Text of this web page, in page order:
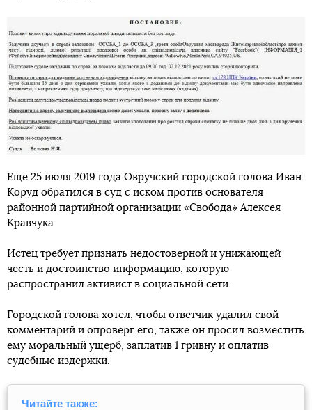
Еще 25 июля 2019 года Овручский городской голова Иван
Коруд обратился в суд с иском против основателя
районной партийной организации «Свобода» Алексея
Кравчука.
Истец требует признать недостоверной и унижающей
честь и достоинство информацию, которую
распространил активист в социальной сети.
Городской голова хотел, чтобы ответчик удалил свой
комментарий и опроверг его, также он просил возместить
ему моральный ущерб, заплатив 1 гривну и оплатив
судебные издержки.
Читайте также: